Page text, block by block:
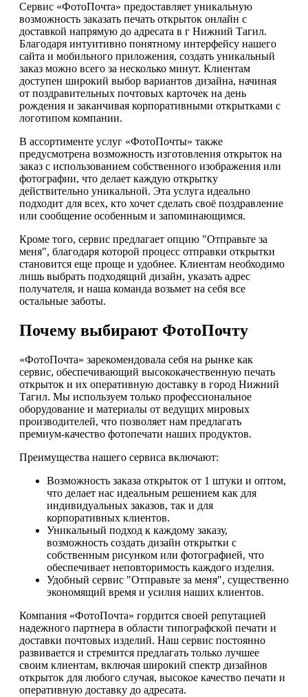
Сервис «ФотоПочта» предоставляет уникальную
возможность заказать печать открыток онлайн с
доставкой напрямую до адресата в г Нижний Тагил.
Благодаря интуитивно понятному интерфейсу нашего
сайта и мобильного приложения, создать уникальный
заказ можно всего за несколько минут. Клиентам
доступен широкий выбор вариантов дизайна, начиная
от поздравительных почтовых карточек на день
рождения и заканчивая корпоративными открытками с
логотипом компании.
В ассортименте услуг «ФотоПочты» также
предусмотрена возможность изготовления открыток на
заказ с использованием собственного изображения или
фотографии, что делает каждую открытку
действительно уникальной. Эта услуга идеально
подходит для всех, кто хочет сделать своё поздравление
или сообщение особенным и запоминающимся.
Кроме того, сервис предлагает опцию "Отправьте за
меня", благодаря которой процесс отправки открытки
становится еще проще и удобнее. Клиентам необходимо
лишь выбрать подходящий дизайн, указать адрес
получателя, и наша команда возьмет на себя все
остальные заботы.
Почему выбирают ФотоПочту
«ФотоПочта» зарекомендовала себя на рынке как
сервис, обеспечивающий высококачественную печать
открыток и их оперативную доставку в город Нижний
Тагил. Мы используем только профессиональное
оборудование и материалы от ведущих мировых
производителей, что позволяет нам предлагать
премиум-качество фотопечати наших продуктов.
Преимущества нашего сервиса включают:
Возможность заказа открыток от 1 штуки и оптом,
что делает нас идеальным решением как для
индивидуальных заказов, так и для
корпоративных клиентов.
Уникальный подход к каждому заказу,
возможность создать дизайн открытки с
собственным рисунком или фотографией, что
обеспечивает неповторимость каждого изделия.
Удобный сервис "Отправьте за меня", существенно
экономящий время и усилия наших клиентов.
Компания «ФотоПочта» гордится своей репутацией
надежного партнера в области типографской печати и
доставки почтовых изделий. Наш сервис постоянно
развивается и стремится предлагать только лучшее
своим клиентам, включая широкий спектр дизайнов
открыток для любого случая, высокое качество печати и
оперативную доставку до адресата.